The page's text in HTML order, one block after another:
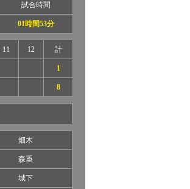
試合時間
01時間53分
11 12 計
1
8
畑木
森重
城下